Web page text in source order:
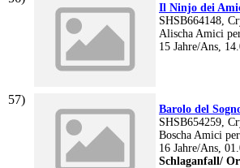
Il Ninjo dei
SHSB664148,
Alischa Amici
15 Jahre/Ans,
Barolo del
SHSB654259,
Boscha Amici
16 Jahre/Ans,
Schlaganfall/